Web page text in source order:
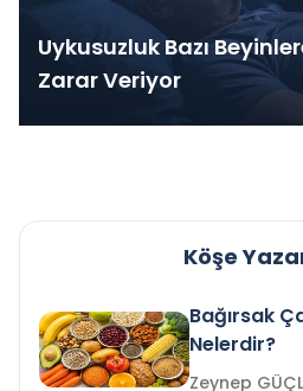
Uykusuzluk Bazı
Zarar Veriyor
Köşe
Bağırsak
Nelerdir?
Zeynep